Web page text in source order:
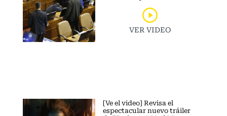
VER VIDEO
[Ve el video] Revisa el
espectacular nuevo tráiler